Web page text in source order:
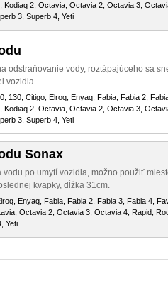
Kodiaq 2, Octavia, Octavia 2, Octavia 3,
3, Superb 4, Yeti
odstraňovanie vody, roztápajúceho sa
vozidla.
130, Citigo, Elroq, Enyaq, Fabia, Fabia 2,
Kodiaq 2, Octavia, Octavia 2, Octavia 3,
3, Superb 4, Yeti
Sonax
vodu po umytí vozidla, možno použiť
kvapky, dĺžka 31cm.
Enyaq, Fabia, Fabia 2, Fabia 3, Fabia 4,
Octavia 2, Octavia 3, Octavia 4, Rapid,
Yeti